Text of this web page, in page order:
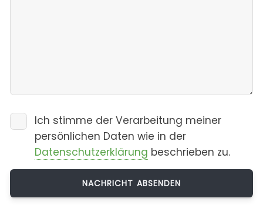
Ich stimme der Verarbeitung meiner
persönlichen Daten wie in der
Datenschutzerklärung beschrieben zu.